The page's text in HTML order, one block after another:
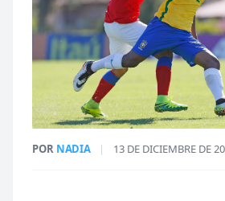
POR NADIA | 13 DE DICIEMBRE DE